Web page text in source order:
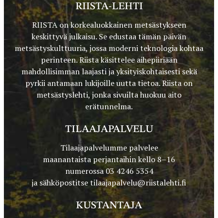
RIISTA-LEHTI
RIISTA on korkealuokkainen metsästykseen
keskittyvä julkaisu. Se edustaa tämän päivän
metsästyskulttuuria, jossa moderni teknologia kohtaa
perinteen. Riista käsittelee aihepiiriään
mahdollisimman laajasti ja yksityiskohtaisesti sekä
pyrkii antamaan lukijoille uutta tietoa. Riista on
metsästyslehti, jonka sivuilta huokuu aito
erätunnelma.
TILAAJAPALVELU
Tilaajapalvelumme palvelee
maanantaista perjantaihin kello 8–16
numerossa 03 4246 5354
ja sähköpostitsetilaajapalvelu@riistalehti.fi
KUSTANTAJA